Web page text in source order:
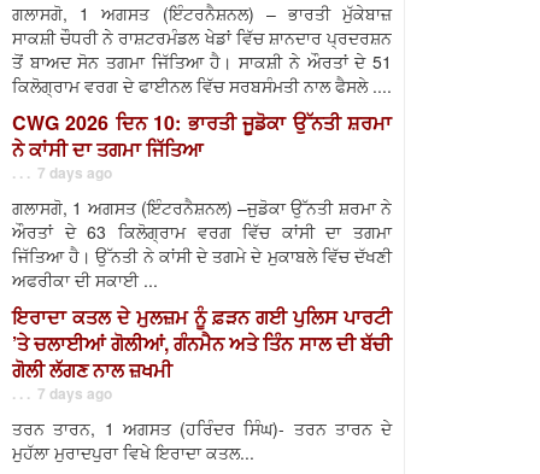
ਗਲਾਸਗੋ, 1 ਅਗਸਤ (ਇੰਟਰਨੈਸ਼ਨਲ) – ਭਾਰਤੀ ਮੁੱਕੇਬਾਜ਼
ਸਾਕਸ਼ੀ ਚੌਧਰੀ ਨੇ ਰਾਸ਼ਟਰਮੰਡਲ ਖੇਡਾਂ ਵਿੱਚ ਸ਼ਾਨਦਾਰ ਪ੍ਰਦਰਸ਼ਨ
ਤੋਂ ਬਾਅਦ ਸੋਨ ਤਗਮਾ ਜਿੱਤਿਆ ਹੈ। ਸਾਕਸ਼ੀ ਨੇ ਔਰਤਾਂ ਦੇ 51
ਕਿਲੋਗ੍ਰਾਮ ਵਰਗ ਦੇ ਫਾਈਨਲ ਵਿੱਚ ਸਰਬਸੰਮਤੀ ਨਾਲ ਫੈਸਲੇ ....
CWG 2026 ਦਿਨ 10: ਭਾਰਤੀ ਜੂਡੋਕਾ ਉੱਨਤੀ ਸ਼ਰਮਾ
ਨੇ ਕਾਂਸੀ ਦਾ ਤਗਮਾ ਜਿੱਤਿਆ
. . . 7 days ago
ਗਲਾਸਗੋ, 1 ਅਗਸਤ (ਇੰਟਰਨੈਸ਼ਨਲ) –ਜੁਡੋਕਾ ਉੱਨਤੀ ਸ਼ਰਮਾ ਨੇ
ਔਰਤਾਂ ਦੇ 63 ਕਿਲੋਗ੍ਰਾਮ ਵਰਗ ਵਿੱਚ ਕਾਂਸੀ ਦਾ ਤਗਮਾ
ਜਿੱਤਿਆ ਹੈ। ਉੱਨਤੀ ਨੇ ਕਾਂਸੀ ਦੇ ਤਗਮੇ ਦੇ ਮੁਕਾਬਲੇ ਵਿੱਚ ਦੱਖਣੀ
ਅਫਰੀਕਾ ਦੀ ਸਕਾਈ ...
ਇਰਾਦਾ ਕਤਲ ਦੇ ਮੁਲਜ਼ਮ ਨੂੰ ਫ਼ੜਨ ਗਈ ਪੁਲਿਸ ਪਾਰਟੀ
’ਤੇ ਚਲਾਈਆਂ ਗੋਲੀਆਂ, ਗੰਨਮੈਨ ਅਤੇ ਤਿੰਨ ਸਾਲ ਦੀ ਬੱਚੀ
ਗੋਲੀ ਲੱਗਣ ਨਾਲ ਜ਼ਖਮੀ
. . . 7 days ago
ਤਰਨ ਤਾਰਨ, 1 ਅਗਸਤ (ਹਰਿੰਦਰ ਸਿੰਘ)- ਤਰਨ ਤਾਰਨ ਦੇ
ਮੁਹੱਲਾ ਮੁਰਾਦਪੁਰਾ ਵਿਖੇ ਇਰਾਦਾ ਕਤਲ...